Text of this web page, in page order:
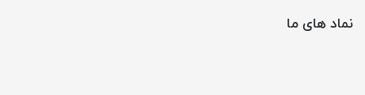
نماد های ما